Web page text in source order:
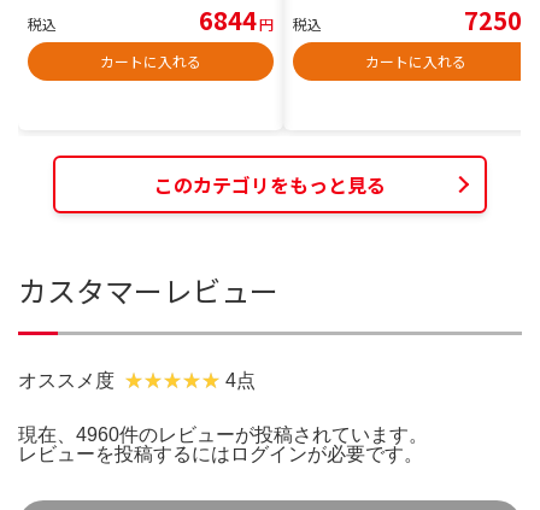
税込 6844円
カートに入れる
税込 7250
カートに入れる
このカテゴリをもっと見る
カスタマーレビュー
オススメ度 4点
現在、4960件のレビューが投稿されています。
レビューを投稿するには ログインが必要です。